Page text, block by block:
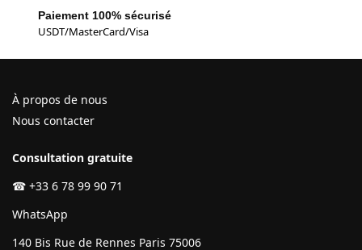
Paiement 100% sécurisé
USDT/MasterCard/Visa
À propos de nous
Nous contacter
Consultation gratuite
☎ +33 6 78 99 90 71
WhatsApp
140 Bis Rue de Rennes Paris 75006